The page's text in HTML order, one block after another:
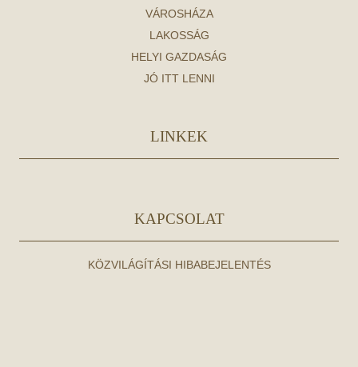
VÁROSHÁZA
LAKOSSÁG
HELYI GAZDASÁG
JÓ ITT LENNI
LINKEK
KAPCSOLAT
KÖZVILÁGÍTÁSI HIBABEJELENTÉS